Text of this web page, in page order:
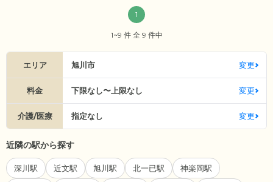
1
1~9 件 全 9 件中
エリア 旭川市 変更
料金 下限なし〜上限なし 変更
介護/医療 指定なし 変更
近隣の駅から探す
深川駅 近文駅 旭川駅 北一已駅 神楽岡駅